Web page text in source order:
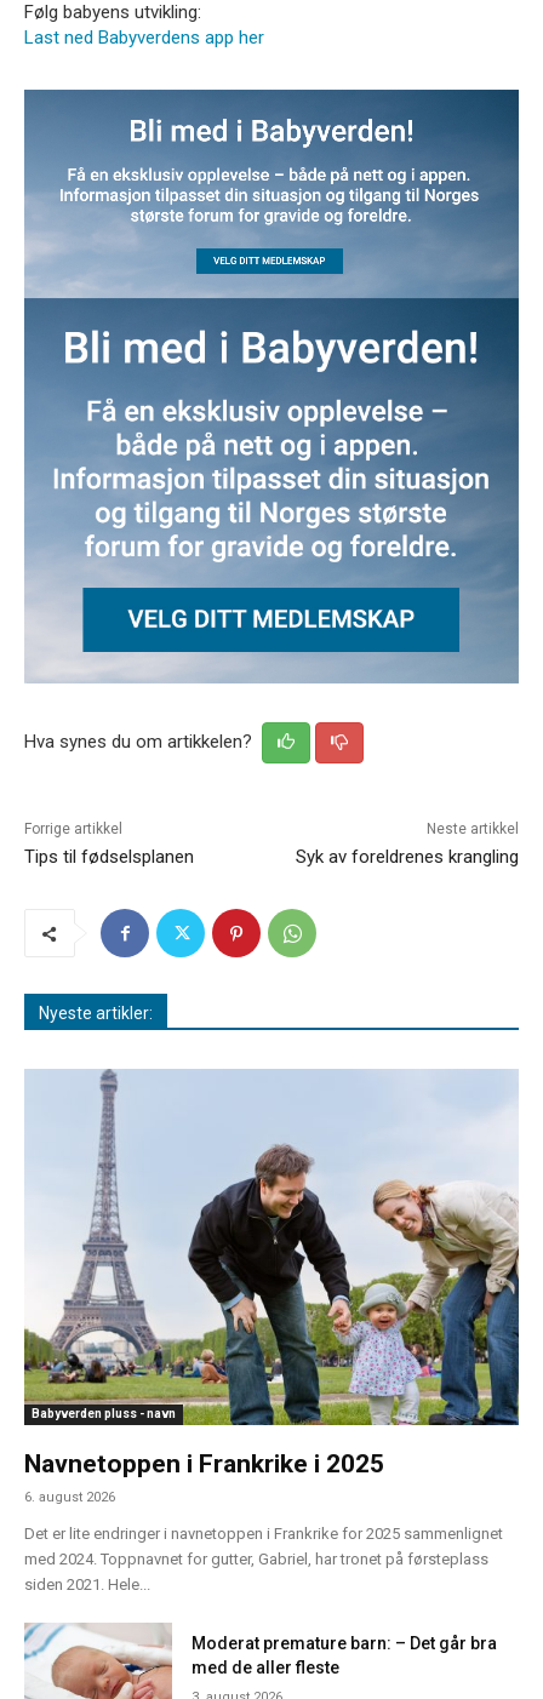
Følg babyens utvikling:
Last ned Babyverdens app her
Hva synes du om artikkelen?
Forrige artikkel
Tips til fødselsplanen
Neste artikkel
Syk av foreldrenes krangling
Nyeste artikler:
Babyverden pluss - navn
Navnetoppen i Frankrike i 2025
6. august 2026
Det er lite endringer i navnetoppen i Frankrike for 2025 sammenlignet
med 2024. Toppnavnet for gutter, Gabriel, har tronet på førsteplass
siden 2021. Hele...
Moderat premature barn: – Det går bra
med de aller fleste